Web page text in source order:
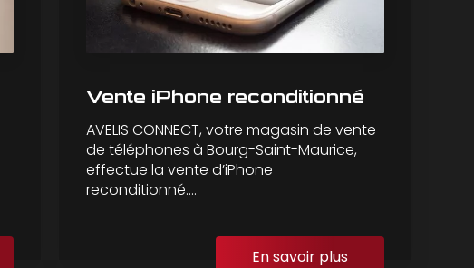
Vente iPhone reconditionné
AVELIS CONNECT, votre magasin de vente
de téléphones à Bourg-Saint-Maurice,
effectue la vente d’iPhone
reconditionné....
En savoir plus